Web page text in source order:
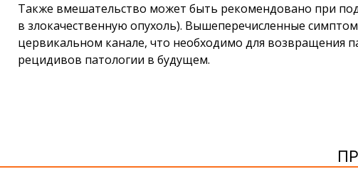
Также вмешательство может быть рекомендовано при
в злокачественную опухоль). Вышеперечисленные
цервикальном канале, что необходимо для возвращения
рецидивов патологии в будущем.